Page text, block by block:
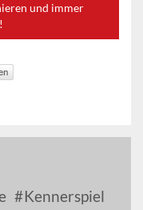
und immer
Kennerspiel